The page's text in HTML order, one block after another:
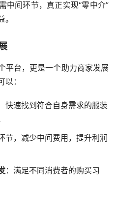
中间环节，真正实现“零中介”
平台，更是一个助力商家发展
：
快速找到符合自身需求的服装
节，减少中间费用，提升利润
：满足不同消费者的购买习